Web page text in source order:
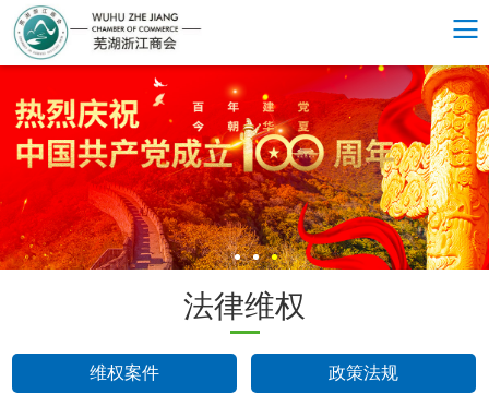
法律维权
维权案件 政策法规